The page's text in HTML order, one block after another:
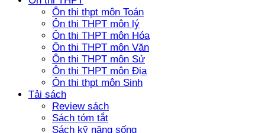
Ôn thi thpt môn Toán
Ôn thi THPT môn lý
Ôn thi THPT môn Hóa
Ôn thi THPT môn Văn
Ôn thi THPT môn Sử
Ôn thi THPT môn Địa
Ôn thi thpt môn Sinh
Tải sách
Review sách
Sách tóm tắt
Sách kỹ năng sống